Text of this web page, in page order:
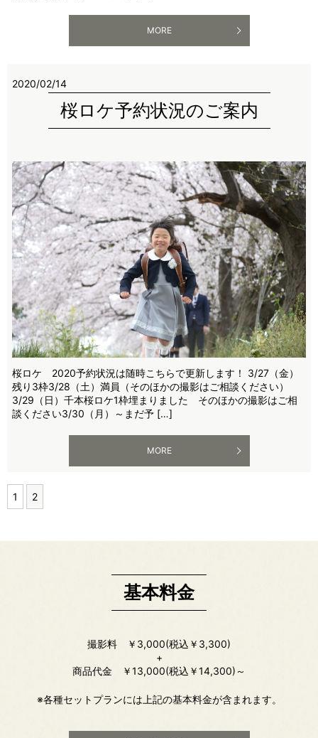
MORE
2020/02/14
桜ロケ予約状況のご案内
桜ロケ 2020予約状況は随時こちらで更新します！ 3/27（金）
残り3枠3/28（土）満員（そのほかの撮影はご相談ください）
3/29（日）千本桜ロケ1枠埋まりました そのほかの撮影はご相
談ください3/30（月）～まだ予 […]
MORE
1 2
基本料金
撮影料 ￥3,000(税込￥3,300)
+
商品代金 ￥13,000(税込￥14,300)～
※各種セットプランには上記の基本料金が含まれます。